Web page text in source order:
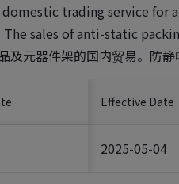
trading service
sales of anti-static
及元器件架的国内贸易。防静
Effective Date
2025-05-04